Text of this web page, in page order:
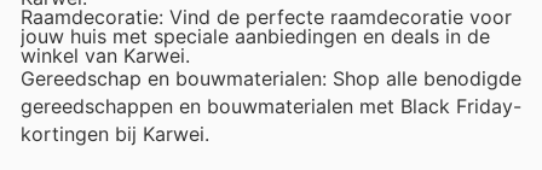
Raamdecoratie: Vind de perfecte raamdecoratie voor
jouw huis met speciale aanbiedingen en deals in de
winkel van Karwei.
Gereedschap en bouwmaterialen: Shop alle benodigde
gereedschappen en bouwmaterialen met Black Friday-
kortingen bij Karwei.